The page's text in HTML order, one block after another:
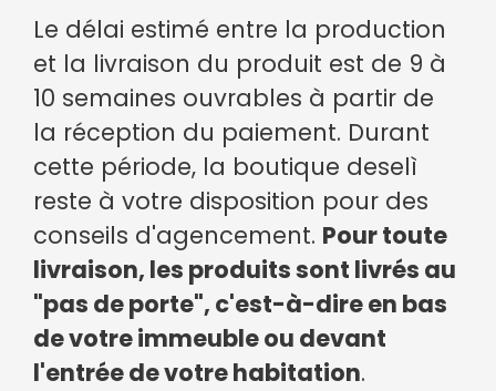
Le délai estimé entre la production
et la livraison du produit est de 9 à
10 semaines ouvrables à partir de
la réception du paiement. Durant
cette période, la boutique deselì
reste à votre disposition pour des
conseils d'agencement. Pour toute
livraison, les produits sont livrés au
"pas de porte", c'est-à-dire en bas
de votre immeuble ou devant
l'entrée de votre habitation.